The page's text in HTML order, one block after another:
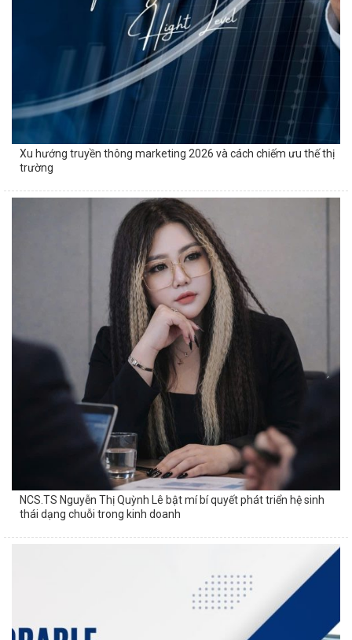
Xu hướng truyền thông marketing 2026 và cách chiếm ưu thế thị
trường
NCS.TS Nguyễn Thị Quỳnh Lê bật mí bí quyết phát triển hệ sinh
thái dạng chuỗi trong kinh doanh